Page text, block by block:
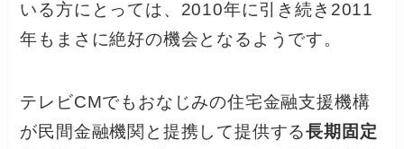
いる方にとっては、2010年に引き続き2011
年もまさに絶好の機会となるようです。
テレビCMでもおなじみの住宅金融支援機構
が民間金融機関と提携して提供する長期固定